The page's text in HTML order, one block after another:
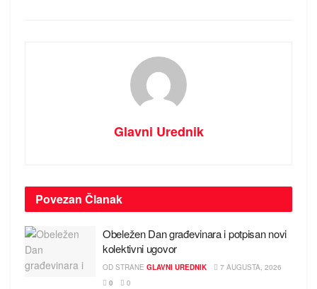
Glavni Urednik
Povezan Članak
Obeležen Dan građevinara i potpisan novi
kolektivni ugovor
OD STRANE GLAVNI UREDNIK
7 AUGUSTA, 2026
0
0